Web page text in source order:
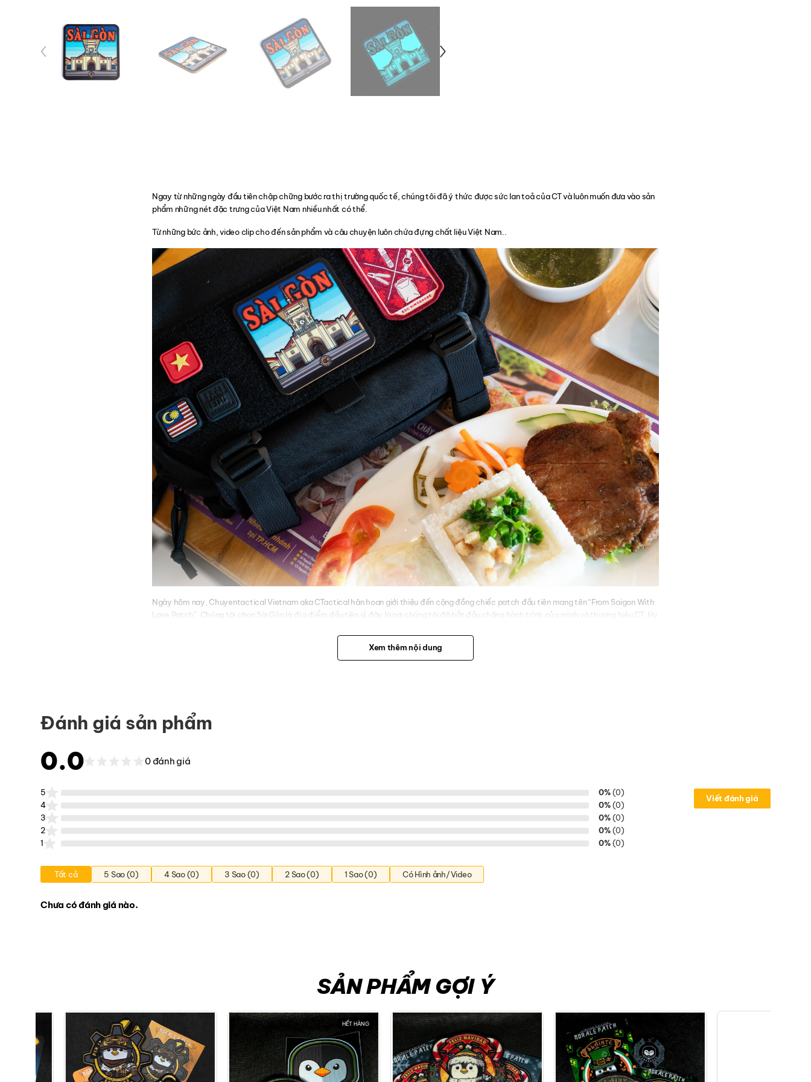
Ngay từ những ngày đầu tiên chập chững bước ra thị trường quốc tế, chúng tôi đã ý thức được sức lan toả của CT và luôn muốn đưa vào sản
phẩm những nét đặc trưng của Việt Nam nhiều nhất có thể.
Từ những bức ảnh, video clip cho đến sản phẩm và câu chuyện luôn chứa đựng chất liệu Việt Nam..
Ngày hôm nay, Chuyentactical Vietnam aka CTactical hân hoan giới thiệu đến cộng đồng chiếc patch đầu tiên mang tên “From Saigon With
Love Patch”. Chúng tôi chọn Sài Gòn là địa điểm đầu tiên vì đây là nơi chúng tôi đã bắt đầu chặng hành trình của mình và thương hiệu CT. Hy
danh khác lan tỏa trong tất cả các cộng đồng Tactical, EDC trên toàn thế giới.
Xem thêm nội dung
Đánh giá sản phẩm
0.0 0 đánh giá
5 0%(0)
4
0%(0)
3
0%(0)
2
0%(0)
1
0%(0)
Viết đánh giá
Tất cả 5 Sao (0) 4 Sao (0) 3 Sao (0) 2 Sao (0) 1 Sao (0) Có Hình ảnh/Video
Chưa có đánh giá nào.
SẢN PHẨM GỢI Ý
HẾT HÀNG